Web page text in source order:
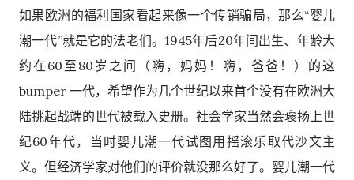
如果欧洲的福利国家看起来像一个传销骗局，那么“婴儿
潮一代”就是它的法老们。1945年后20年间出生、年龄大
约在60至80岁之间（嗨，妈妈！嗨，爸爸！）的这
bumper 一代，希望作为几个世纪以来首个没有在欧洲大
陆挑起战端的世代被载入史册。社会学家当然会褒扬上世
纪60年代，当时婴儿潮一代试图用摇滚乐取代沙文主
义。但经济学家对他们的评价就没那么好了。婴儿潮一代